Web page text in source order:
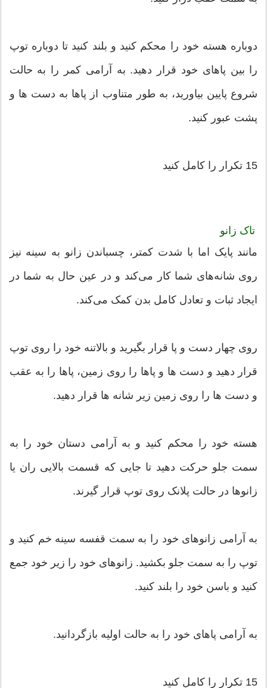
دوباره هسته خود را محکم کنید و بلند کنید تا دوباره توپ
را بین پاهای خود قرار دهید. به آرامی کمر را به حالت
شروع پایین بیاورید، به طور متناوب از پاها به دست ها و
پشت عبور کنید.
15 تکرار را کامل کنید
تاک زانو
مانند پایک اما با شدت کمتر، چسباندن زانو به سینه نیز
روی شانه‌های شما کار می‌کند و در عین حال به شما در
ایجاد ثبات و تعادل کامل بدن کمک می‌کند.
روی چهار دست و پا قرار بگیرید و بالاتنه خود را روی توپ
قرار دهید و دست ها و پاها را روی زمین، پاها را به عقب
و دست ها را روی زمین زیر شانه ها قرار دهید.
هسته خود را محکم کنید و به آرامی دستان خود را به
سمت جلو حرکت دهید تا جایی که قسمت بالایی ران یا
زانوها در حالت پلانک روی توپ قرار گیرند.
به آرامی زانوهای خود را به سمت قفسه سینه خم کنید و
توپ را به سمت جلو بکشید. زانوهای خود را زیر خود جمع
کنید و باسن خود را بلند کنید.
به آرامی پاهای خود را به حالت اولیه بازگردانید.
15 تکرار را کامل کنید